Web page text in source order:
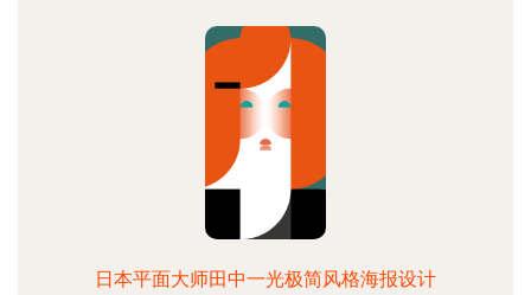
日本平面大师田中一光极简风格海报设计